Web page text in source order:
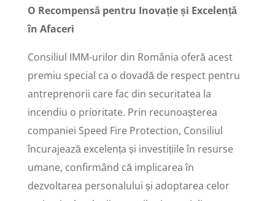
O Recompensă pentru Inovație și Excelență
în Afaceri
Consiliul IMM-urilor din România oferă acest
premiu special ca o dovadă de respect pentru
antreprenorii care fac din securitatea la
incendiu o prioritate. Prin recunoașterea
companiei Speed Fire Protection, Consiliul
încurajează excelența și investițiile în resurse
umane, confirmând că implicarea în
dezvoltarea personalului și adoptarea celor